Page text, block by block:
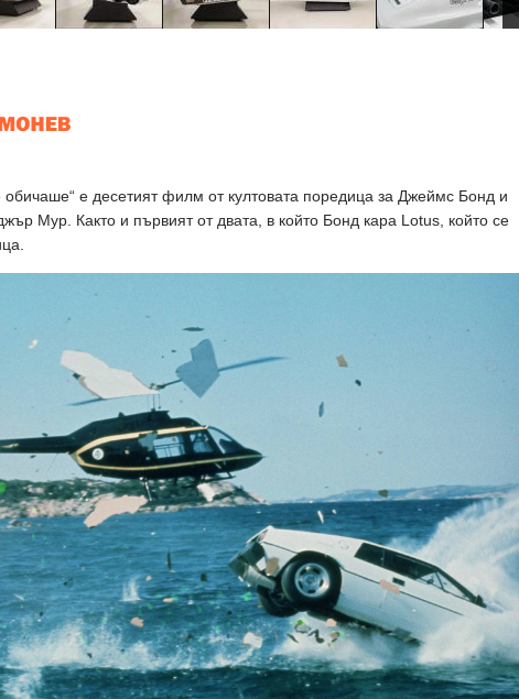
е десетият филм от култовата поредица за Джеймс Бонд и
Мур. Както и първият от двата, в който Бонд кара Lotus, който се